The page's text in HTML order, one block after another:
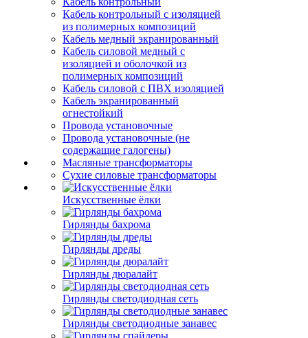
Кабель контрольный с изоляцией
из полимерных композиций
Кабель медный экранированный
Кабель силовой медный с
изоляцией и оболочкой из
полимерных композиций
Кабель силовой с ПВХ изоляцией
Кабель экранированный
огнестойкий
Провода установочные
Провода установочные (не
содержащие галогены)
Масляные трансформаторы
Сухие силовые трансформаторы
Искусственные ёлки
Гирлянды бахрома
Гирлянды дреды
Гирлянды дюралайт
Гирлянды светодиодная сеть
Гирлянды светодиодные занавес